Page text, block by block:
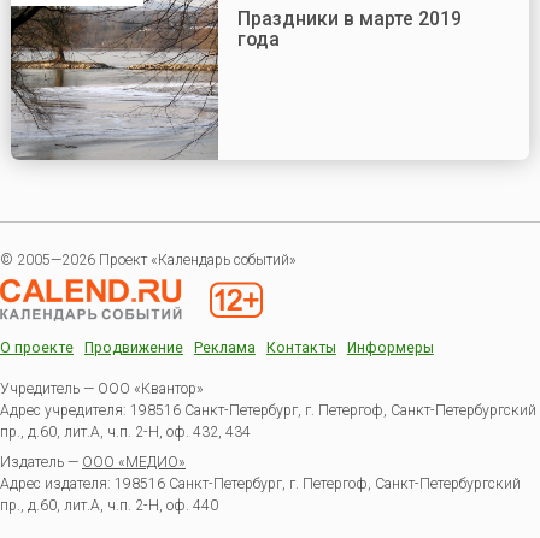
Праздники в марте 2019
года
© 2005—2026 Проект «Календарь событий»
О проекте Продвижение Реклама Контакты Информеры
Учредитель — ООО «Квантор»
Адрес учредителя: 198516 Санкт-Петербург, г. Петергоф, Санкт-Петербургский
пр., д.60, лит.А, ч.п. 2-Н, оф. 432, 434
Издатель — ООО «МЕДИО»
Адрес издателя: 198516 Санкт-Петербург, г. Петергоф, Санкт-Петербургский
пр., д.60, лит.А, ч.п. 2-Н, оф. 440